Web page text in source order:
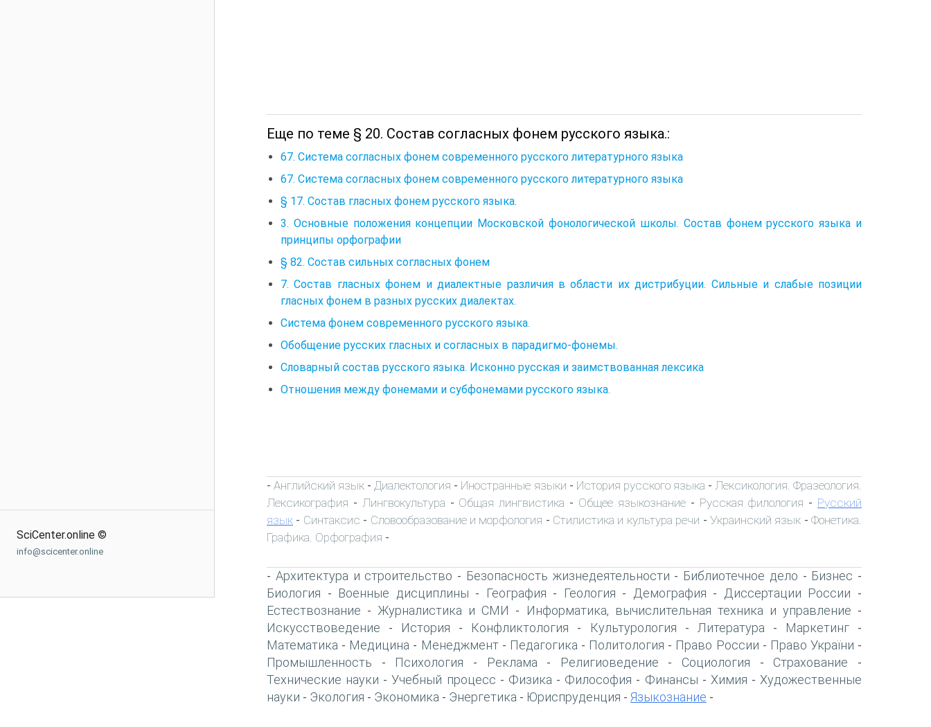
SciCenter.online ©
info@scicenter.online
Еще по теме § 20. Состав согласных фонем русского языка.:
67. Система согласных фонем современного русского литературного языка
67. Система согласных фонем современного русского литературного языка
§ 17. Состав гласных фонем русского языка.
3. Основные положения концепции Московской фонологической школы. Состав фонем русского языка и
принципы орфографии
§ 82. Состав сильных согласных фонем
7. Состав гласных фонем и диалектные различия в области их дистрибуции. Сильные и слабые позиции
гласных фонем в разных русских диалектах.
Система фонем современного русского языка.
Обобщение русских гласных и согласных в парадигмо-фонемы.
Словарный состав русского языка. Исконно русская и заимствованная лексика
Отношения между фонемами и субфонемами русского языка.
-Английский язык - Диалектология - Иностранные языки - История русского языка - Лексикология. Фразеология.
Лексикография - Лингвокультура - Общая лингвистика - Общее языкознание- Русская филология - Русский
язык - Синтаксис - Словообразование и морфология - Стилистика и культура речи - Украинский язык - Фонетика.
Графика. Орфография -
- Архитектура и строительство - Безопасность жизнедеятельности - Библиотечное дело - Бизнес -
Биология - Военные дисциплины - География - Геология - Демография - Диссертации России -
Естествознание - Журналистика и СМИ - Информатика, вычислительная техника и управление -
Искусствоведение - История - Конфликтология - Культурология - Литература - Маркетинг-
Математика - Медицина - Менеджмент- Педагогика - Политология - Право России - Право України -
Промышленность - Психология - Реклама - Религиоведение - Социология - Страхование -
Технические науки -Учебный процесс - Физика - Философия - Финансы - Химия - Художественные
науки - Экология - Экономика - Энергетика - Юриспруденция - Языкознание -